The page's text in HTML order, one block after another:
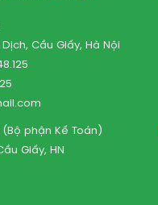
Dịch, Cầu Giấy, Hà Nội
(Bộ phận Kế Toán)
Giấy, HN